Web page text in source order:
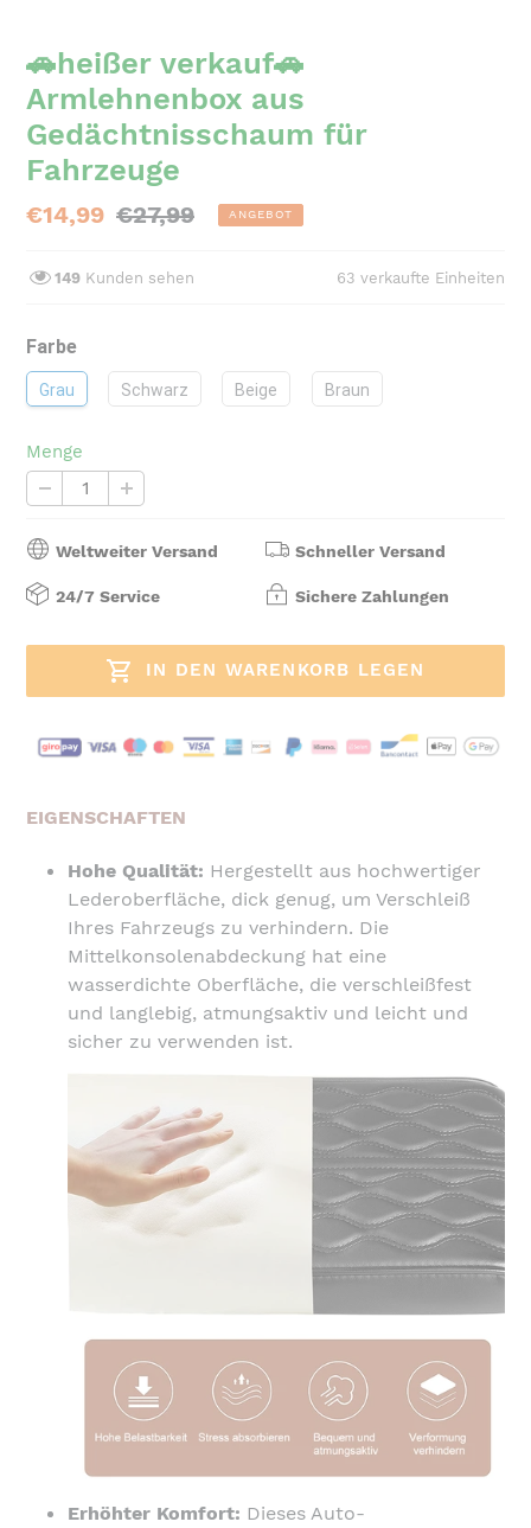
🚗heißer verkauf🚗
Armlehnenbox aus
Gedächtnisschaum für
Fahrzeuge
Sonderpreis
€14,99 Normaler
€27,99 ANGEBOT
149 Kunden sehen 63 verkaufte Einheiten
Farbe
Grau Schwarz Beige Braun
Menge
Weltweiter Versand Schneller Versand
24/7 Service Sichere Zahlungen
IN DEN WARENKORB LEGEN
wird
Warenkorb
hinzugefügt
EIGENSCHAFTEN
Hohe Qualität: Hergestellt aus hochwertiger
Lederoberfläche, dick genug, um Verschleiß
Ihres Fahrzeugs zu verhindern. Die
Mittelkonsolenabdeckung hat eine
wasserdichte Oberfläche, die verschleißfest
und langlebig, atmungsaktiv und leicht und
sicher zu verwenden ist.
Erhöhter Komfort: Dieses Auto-